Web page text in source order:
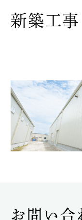
新築工事
お問い合